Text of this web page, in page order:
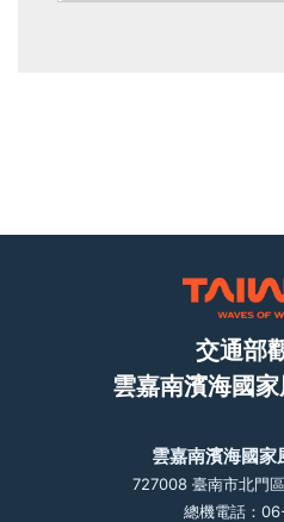
交通部
雲嘉南濱海國
雲嘉南濱海國家
727008 臺南市北門
總機電話：